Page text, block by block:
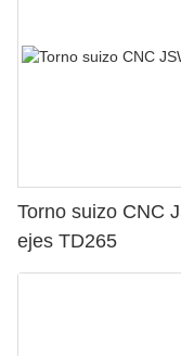
Torno suizo CNC
ejes TD265